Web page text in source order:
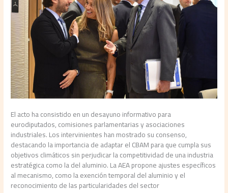
El acto ha consistido en un desayuno informativo para
eurodiputados, comisiones parlamentarias y asociaciones
industriales. Los intervinientes han mostrado su consenso,
destacando la importancia de adaptar el CBAM para que cumpla sus
objetivos climáticos sin perjudicar la competitividad de una industria
estratégica como la del aluminio. La AEA propone ajustes específicos
al mecanismo, como la exención temporal del aluminio y el
reconocimiento de las particularidades del sector